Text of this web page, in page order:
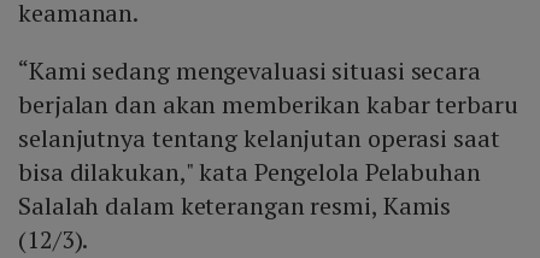
keamanan.
“Kami sedang mengevaluasi situasi secara
berjalan dan akan memberikan kabar terbaru
selanjutnya tentang kelanjutan operasi saat
bisa dilakukan," kata Pengelola Pelabuhan
Salalah dalam keterangan resmi, Kamis
(12/3).